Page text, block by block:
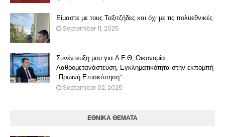
Είμαστε με τους Ταξιτζήδες και όχι με τις πολυεθνικές
September 11, 2025
Συνέντευξη μου για Δ.Ε.Θ, Οικονομία ,
Λαθρομετανάστευση, Εγκληματικότητα στην εκπομπή
"Πρωινή Επισκόπηση"
September 02, 2025
ΕΘΝΙΚΑ ΘΕΜΑΤΑ